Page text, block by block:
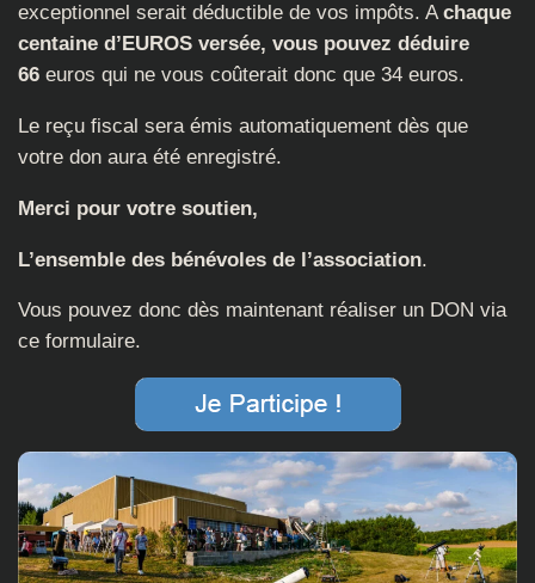
exceptionnel serait déductible de vos impôts. A chaque
centaine d’EUROS versée, vous pouvez déduire
66 euros qui ne vous coûterait donc que 34 euros.
Le reçu fiscal sera émis automatiquement dès que
votre don aura été enregistré.
Merci pour votre soutien,
L’ensemble des bénévoles de l’association.
Vous pouvez donc dès maintenant réaliser un DON via
ce formulaire.